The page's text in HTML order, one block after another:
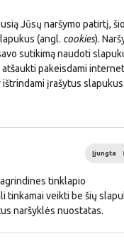
Jūsų naršymo patirtį,
(angl. cookies).
sutikimą naudoti
pakeisdami
įrašytus slapukus.
Įjungta
tinklapio
tinkamai veikti be šių
naršyklės nuostatas.
LKT NARYSTĖ
Naujienos